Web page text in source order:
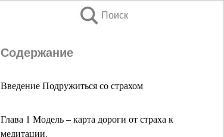
Поиск
Содержание
Введение Подружиться со страхом
Глава 1 Модель – карта дороги от страха к
медитации.